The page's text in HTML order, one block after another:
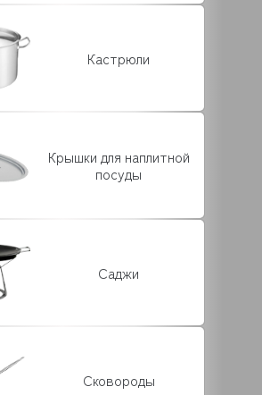
Кастрюли
Крышки для наплитной
посуды
Саджи
Сковороды